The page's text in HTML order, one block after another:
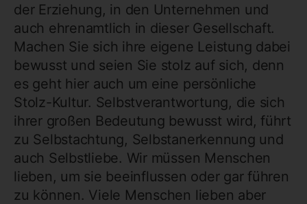
der Erziehung, in den Unternehmen und
auch ehrenamtlich in dieser Gesellschaft.
Machen Sie sich ihre eigene Leistung dabei
bewusst und seien Sie stolz auf sich, denn
es geht hier auch um eine persönliche
Stolz-Kultur. Selbstverantwortung, die sich
ihrer großen Bedeutung bewusst wird, führt
zu Selbstachtung, Selbstanerkennung und
auch Selbstliebe. Wir müssen Menschen
lieben, um sie beeinflussen oder gar führen
zu können. Viele Menschen lieben aber